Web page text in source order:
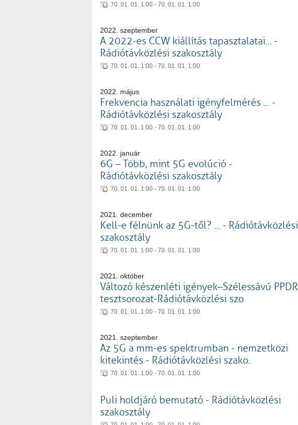
70. 01. 01. 1:00 - 70. 01. 01. 1:00
2022. szeptember
A 2022-es CCW kiállítás tapasztalatai... -
Rádiótávközlési szakosztály
70. 01. 01. 1:00 - 70. 01. 01. 1:00
2022. május
Frekvencia használati igényfelmérés ... -
Rádiótávközlési szakosztály
70. 01. 01. 1:00 - 70. 01. 01. 1:00
2022. január
6G – Több, mint 5G evolúció -
Rádiótávközlési szakosztály
70. 01. 01. 1:00 - 70. 01. 01. 1:00
2021. december
Kell-e félnünk az 5G-től? ... - Rádiótávközlési
szakosztály
70. 01. 01. 1:00 - 70. 01. 01. 1:00
2021. október
Változó készenléti igények–Szélessávú PPDR
tesztsorozat-Rádiótávközlési szo
70. 01. 01. 1:00 - 70. 01. 01. 1:00
2021. szeptember
Az 5G a mm-es spektrumban - nemzetközi
kitekintés - Rádiótávközlési szako.
70. 01. 01. 1:00 - 70. 01. 01. 1:00
Puli holdjáró bemutató - Rádiótávközlési
szakosztály